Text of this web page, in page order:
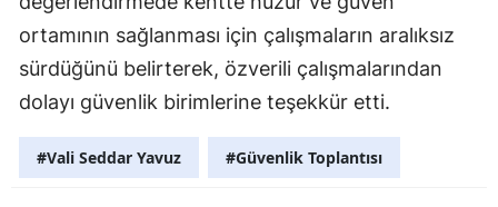
ortamının sağlanması için çalışmaların aralıksız
sürdüğünü belirterek, özverili çalışmalarından
dolayı güvenlik birimlerine teşekkür etti.
#Vali Seddar Yavuz #Güvenlik Toplantısı